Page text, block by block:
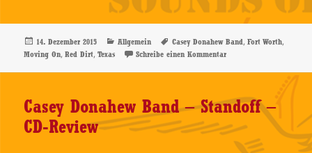
Band
–
Moving
On
CD-
Review
Veröffentlicht
am
14. Dezember 2015 Kategorien
Allgemein Schlagwörter
Casey Donahew Band,Fort Worth,
Moving On,Red Dirt,Texas Schreibe einen Kommentarzu Casey Donahew
Casey Donahew Band – Standoff –
CD-Review